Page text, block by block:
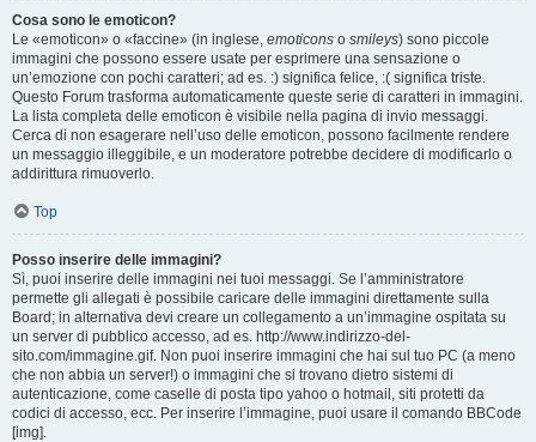
Cosa sono le emoticon?
Le «emoticon» o «faccine» (in inglese, emoticons o smileys) sono piccole
immagini che possono essere usate per esprimere una sensazione o
un’emozione con pochi caratteri; ad es. :) significa felice, :( significa triste.
Questo Forum trasforma automaticamente queste serie di caratteri in immagini.
La lista completa delle emoticon è visibile nella pagina di invio messaggi.
Cerca di non esagerare nell’uso delle emoticon, possono facilmente rendere
un messaggio illeggibile, e un moderatore potrebbe decidere di modificarlo o
addirittura rimuoverlo.
Top
Posso inserire delle immagini?
Sì, puoi inserire delle immagini nei tuoi messaggi. Se l’amministratore
permette gli allegati è possibile caricare delle immagini direttamente sulla
Board; in alternativa devi creare un collegamento a un’immagine ospitata su
un server di pubblico accesso, ad es. http://www.indirizzo-del-
sito.com/immagine.gif. Non puoi inserire immagini che hai sul tuo PC (a meno
che non abbia un server!) o immagini che si trovano dietro sistemi di
autenticazione, come caselle di posta tipo yahoo o hotmail, siti protetti da
codici di accesso, ecc. Per inserire l’immagine, puoi usare il comando BBCode
[img].